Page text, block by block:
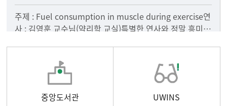
주제 : Fuel consumption in muscle during exercise연
사 : 김영훈 교수님(약리학 교실)특별한 연사와 정말 흥미로
중앙도서관 UWINS